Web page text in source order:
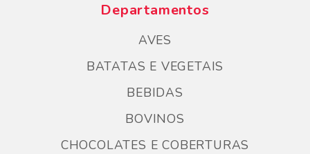
Departamentos
AVES
BATATAS E VEGETAIS
BEBIDAS
BOVINOS
CHOCOLATES E COBERTURAS